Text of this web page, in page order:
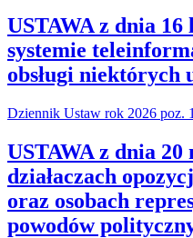
USTAWA z dnia 16
systemie
obsługi niektórych
Dziennik Ustaw rok 2026 poz.
USTAWA z dnia 20
działaczach
oraz osobach
powodów